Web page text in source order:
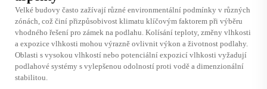
Velké budovy často zažívají různé environmentální podmínky v různých
zónách, což činí přizpůsobivost klimatu klíčovým faktorem při výběru
vhodného řešení pro zámek na podlahu. Kolísání teploty, změny vlhkosti
a expozice vlhkosti mohou výrazně ovlivnit výkon a životnost podlahy.
Oblasti s vysokou vlhkostí nebo potenciální expozicí vlhkosti vyžadují
podlahové systémy s vylepšenou odolností proti vodě a dimenzionální
stabilitou.